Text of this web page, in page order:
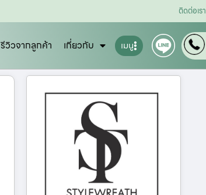
ติดต่อเรา
รีวิวจากลูกค้า เกี่ยวกับ เมนู